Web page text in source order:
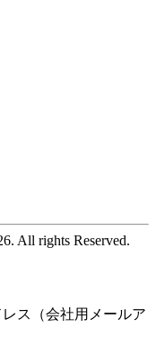
. All rights Reserved.
レス（会社用メールア